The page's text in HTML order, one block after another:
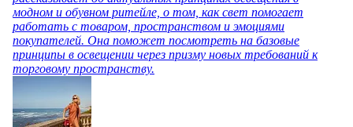
модном и обувном ритейле, о том, как свет помогает
работать с товаром, пространством и эмоциями
покупателей. Она поможет посмотреть на базовые
принципы в освещении через призму новых требований к
торговому пространству.